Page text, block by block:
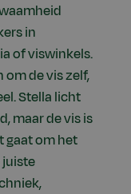
in
of viswinkels.
om de vis zelf,
Stella licht
maar de vis is
gaat om het